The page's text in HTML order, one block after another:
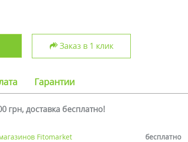
Заказ в 1 клик
Гарантии
грн, доставка бесплатно!
Fitomarket бесплатно